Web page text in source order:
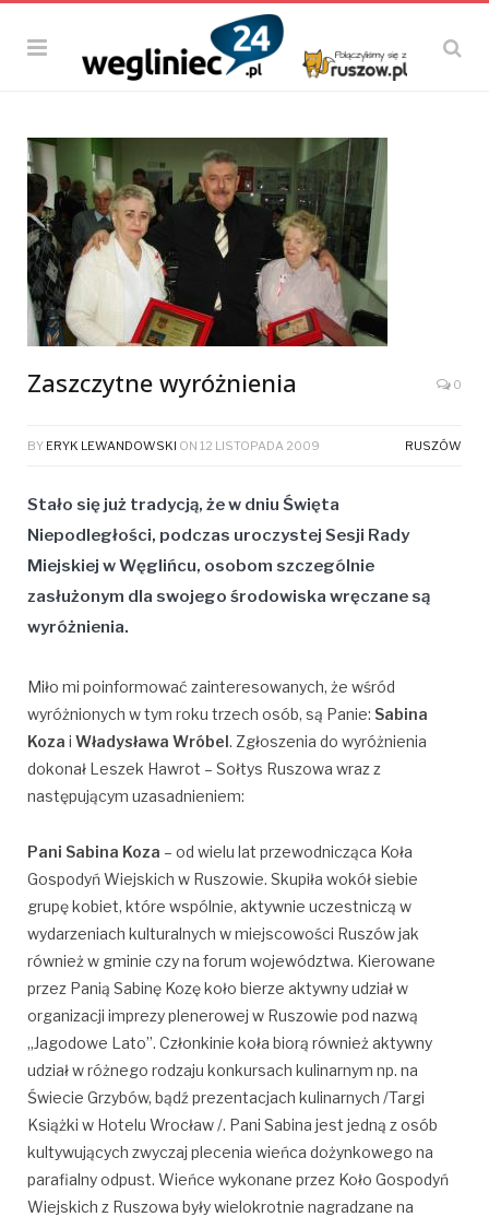
Zaszczytne wyróżnienia 0
BY ERYK LEWANDOWSKI ON 12 LISTOPADA 2009 RUSZÓW
Stało się już tradycją, że w dniu Święta
Niepodległości, podczas uroczystej Sesji Rady
Miejskiej w Węglińcu, osobom szczególnie
zasłużonym dla swojego środowiska wręczane są
wyróżnienia.
Miło mi poinformować zainteresowanych, że wśród
wyróżnionych w tym roku trzech osób, są Panie: Sabina
Koza i Władysława Wróbel. Zgłoszenia do wyróżnienia
dokonał Leszek Hawrot – Sołtys Ruszowa wraz z
następującym uzasadnieniem:
Pani Sabina Koza – od wielu lat przewodnicząca Koła
Gospodyń Wiejskich w Ruszowie. Skupiła wokół siebie
grupę kobiet, które wspólnie, aktywnie uczestniczą w
wydarzeniach kulturalnych w miejscowości Ruszów jak
również w gminie czy na forum województwa. Kierowane
przez Panią Sabinę Kozę koło bierze aktywny udział w
organizacji imprezy plenerowej w Ruszowie pod nazwą
„Jagodowe Lato”. Członkinie koła biorą również aktywny
udział w różnego rodzaju konkursach kulinarnym np. na
Świecie Grzybów, bądź prezentacjach kulinarnych /Targi
Książki w Hotelu Wrocław /. Pani Sabina jest jedną z osób
kultywujących zwyczaj plecenia wieńca dożynkowego na
parafialny odpust. Wieńce wykonane przez Koło Gospodyń
Wiejskich z Ruszowa były wielokrotnie nagradzane na